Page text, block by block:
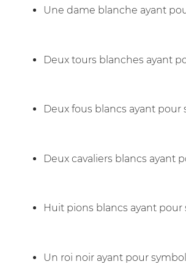
Une dame blanche ayant
Deux tours blanches ayant
Deux fous blancs ayant pour
Deux cavaliers blancs ayant
Huit pions blancs ayant pour
Un roi noir ayant pour